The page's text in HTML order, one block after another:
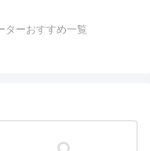
ターおすすめ一覧